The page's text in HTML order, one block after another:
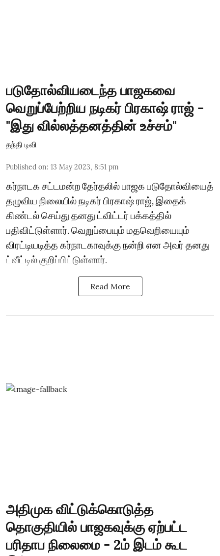
படுதோல்வியடைந்த பாஜகவை
வெறுப்பேற்றிய நடிகர் பிரகாஷ் ராஜ் -
"இது வில்லத்தனத்தின் உச்சம்"
தந்தி டிவி
Published on: 13 May 2023, 8:51 pm
கர்நாடக சட்டமன்ற தேர்தலில் பாஜக படுதோல்வியைத்
தழுவிய நிலையில் நடிகர் பிரகாஷ் ராஜ், இதைக்
கிண்டல் செய்து தனது ட்விட்டர் பக்கத்தில்
பதிவிட்டுள்ளார். வெறுப்பையும் மதவெறியையும்
விரட்டியடித்த கர்நாடகாவுக்கு நன்றி என அவர் தனது
ட்வீட்டில் குறிப்பிட்டுள்ளார்.
Read More
அதிமுக விட்டுக்கொடுத்த
தொகுதியில் பாஜகவுக்கு ஏற்பட்ட
பரிதாப நிலைமை - 2ம் இடம் கூட